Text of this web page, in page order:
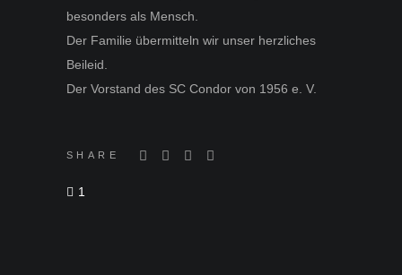
besonders als Mensch.
Der Familie übermitteln wir unser herzliches
Beileid.
Der Vorstand des SC Condor von 1956 e. V.
SHARE
1